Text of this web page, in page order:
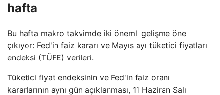
hafta
Bu hafta makro takvimde iki önemli gelişme öne
çıkıyor: Fed'in faiz kararı ve Mayıs ayı tüketici fiyatları
endeksi (TÜFE) verileri.
Tüketici fiyat endeksinin ve Fed'in faiz oranı
kararlarının aynı gün açıklanması, 11 Haziran Salı